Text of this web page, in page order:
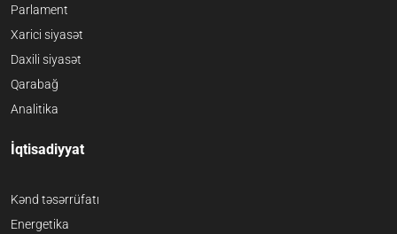
Parlament
Xarici siyasət
Daxili siyasət
Qarabağ
Analitika
İqtisadiyyat
Kənd təsərrüfatı
Energetika